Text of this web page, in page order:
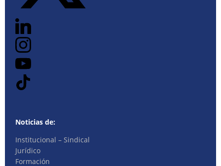
Noticias de:
Institucional – Sindical
Jurídico
Formación